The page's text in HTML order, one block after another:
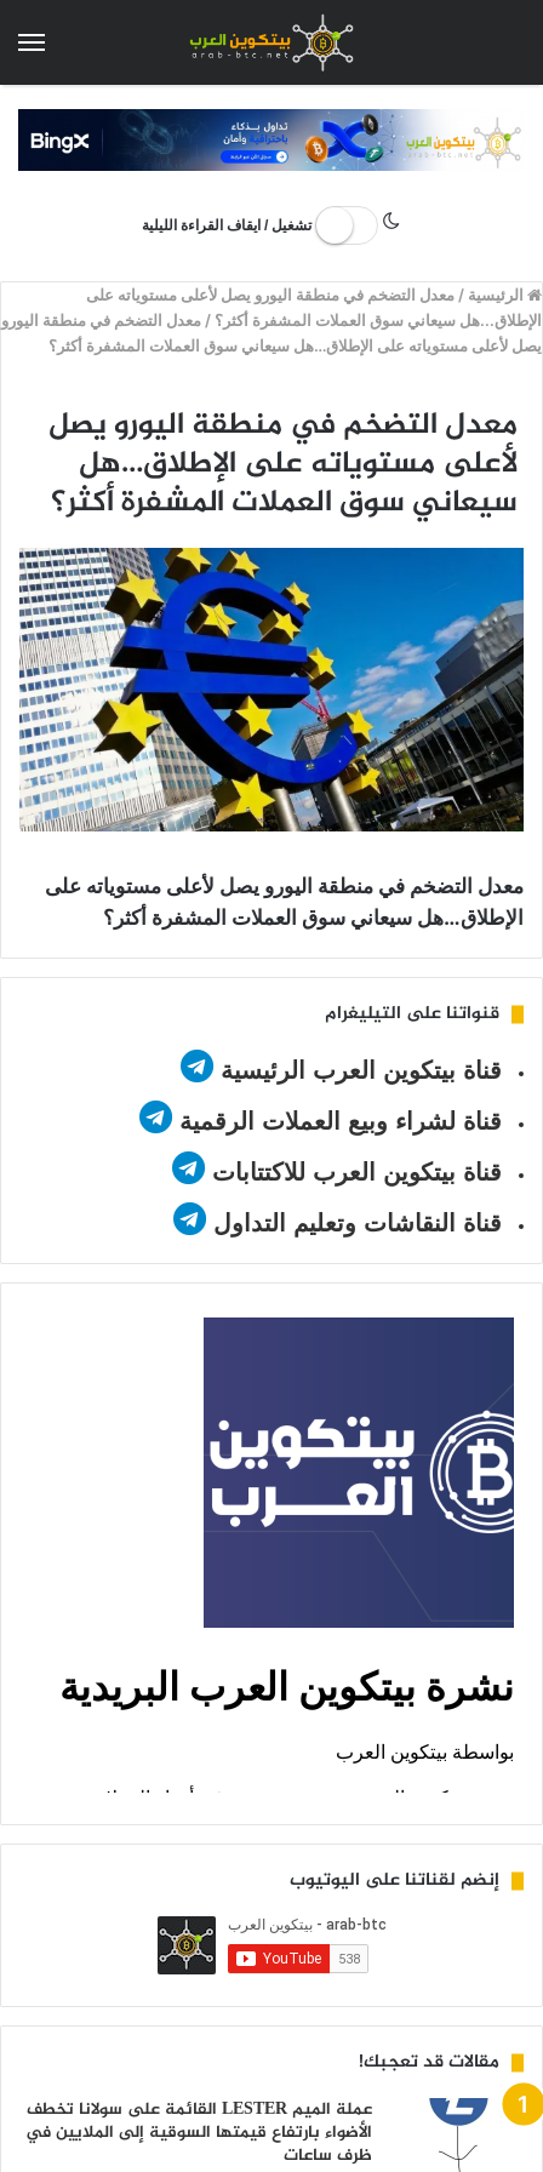
تشغيل / ايقاف القراءة الليلية
الرئيسية /معدل التضخم في منطقة اليورو يصل لأعلى مستوياته على
الإطلاق...هل سيعاني سوق العملات المشفرة أكثر؟ /معدل التضخم في منطقة اليورو
يصل لأعلى مستوياته على الإطلاق…هل سيعاني سوق العملات المشفرة أكثر؟
معدل التضخم في منطقة اليورو يصل
لأعلى مستوياته على الإطلاق…هل
سيعاني سوق العملات المشفرة أكثر؟
معدل التضخم في منطقة اليورو يصل لأعلى مستوياته على
الإطلاق…هل سيعاني سوق العملات المشفرة أكثر؟
قنواتنا على التيليغرام
قناة بيتكوين العرب الرئيسية
قناة لشراء وبيع العملات الرقمية
قناة بيتكوين العرب للاكتتابات
قناة النقاشات وتعليم التداول
إنضم لقناتنا على اليوتيوب
مقالات قد تعجبك!
عملة الميم LESTER القائمة على سولانا تخطف
الأضواء بارتفاع قيمتها السوقية إلى الملايين في
ظرف ساعات